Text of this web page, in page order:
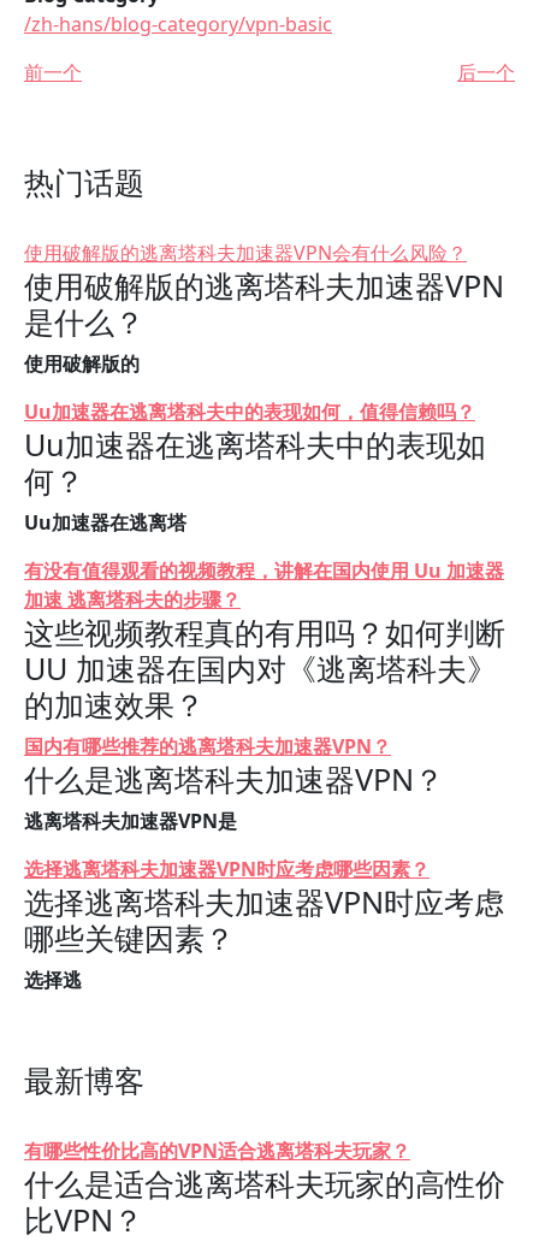
/zh-hans/blog-category/vpn-basic
前一个
后一个
热门话题
使用破解版的逃离塔科夫加速器VPN会有什么风险？
使用破解版的逃离塔科夫加速器VPN
是什么？
使用破解版的
Uu加速器在逃离塔科夫中的表现如何，值得信赖吗？
Uu加速器在逃离塔科夫中的表现如
何？
Uu加速器在逃离塔
有没有值得观看的视频教程，讲解在国内使用 Uu 加速器
加速 逃离塔科夫的步骤？
这些视频教程真的有用吗？如何判断
UU 加速器在国内对《逃离塔科夫》
的加速效果？
国内有哪些推荐的逃离塔科夫加速器VPN？
什么是逃离塔科夫加速器VPN？
逃离塔科夫加速器VPN是
选择逃离塔科夫加速器VPN时应考虑哪些因素？
选择逃离塔科夫加速器VPN时应考虑
哪些关键因素？
选择逃
最新博客
有哪些性价比高的VPN适合逃离塔科夫玩家？
什么是适合逃离塔科夫玩家的高性价
比VPN？